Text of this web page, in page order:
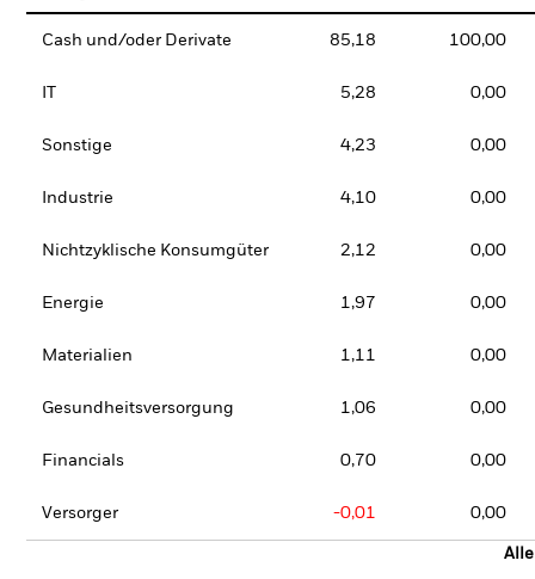
Cash und/oder Derivate 85,18 100,00
5,28 0,00
Sonstige 4,23 0,00
Industrie 4,10 0,00
Nichtzyklische Konsumgüter 2,12 0,00
Energie 1,97 0,00
Materialien 1,11 0,00
Gesundheitsversorgung 1,06 0,00
Financials 0,70 0,00
Versorger -0,01 0,00